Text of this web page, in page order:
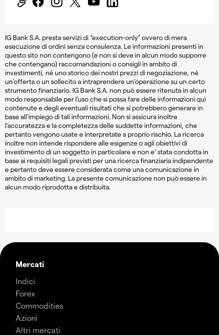
IG Bank S.A. presta servizi di “execution-only” ovvero di mera
esecuzione di ordini senza consulenza. Le informazioni presenti in
questo sito non contengono (e non si deve in alcun modo supporre
che contengano) raccomandazioni o consigli in ambito di
investimenti, né uno storico dei nostri prezzi di negoziazione, né
un’offerta o un sollecito a intraprendere un’operazione su un certo
strumento finanziario. IG Bank S.A. non può essere ritenuta in alcun
modo responsabile per l’uso che si possa fare delle informazioni qui
contenute e degli eventuali risultati che si potrebbero generare in
base all’impiego di tali informazioni. Non si assicura inoltre
l’accuratezza e la completezza delle suddette informazioni, che
pertanto vengono usate e interpretate a proprio rischio. La ricerca
inoltre non intende rispondere alle esigenze o agli obiettivi di
investimento di un soggetto in particolare e non e’ stata condotta in
base ai requisiti legali previsti per una ricerca finanziaria indipendente
e pertanto deve essere considerata come una comunicazione in
ambito di marketing. La presente comunicazione non può essere in
alcun modo riprodotta e distribuita.
Mercati
Indici
Forex
Commodities
Azioni
Altri mercati